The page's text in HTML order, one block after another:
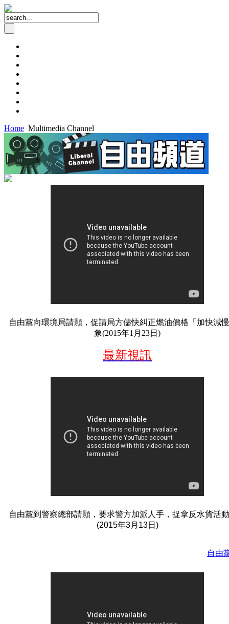
Home Multimedia Channel
自由黨向環境局請願，促請局方儘快糾正燃油價格「加快減
象(2015年1月23日)
最新視訊
自由黨到警察總部請願，要求警方加派人手，捉拿反水貨活
(2015年3月13日)
自由